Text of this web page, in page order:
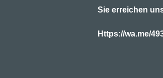
Sie erreichen
Https://wa.me/